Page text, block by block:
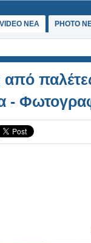
VIDEO NEA PHOTO
από
-